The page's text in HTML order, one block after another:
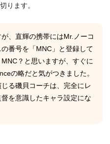
ります。
、直輝の携帯にはMr.ノーコ
番号を「MNC」と登録して
？と思いますが、すぐに
の略だと気がつきました。
る磯貝コーチは、完全にレ
を意識したキャラ設定にな